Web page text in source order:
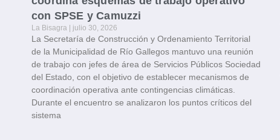
con SPSE y Camuzzi
La Bisagra julio 30, 2026
La Secretaría de Construcción y Ordenamiento Territorial
de la Municipalidad de Río Gallegos mantuvo una reunión
de trabajo con jefes de área de Servicios Públicos Sociedad
del Estado, con el objetivo de establecer mecanismos de
coordinación operativa ante contingencias climáticas.
Durante el encuentro se analizaron los puntos críticos del
sistema